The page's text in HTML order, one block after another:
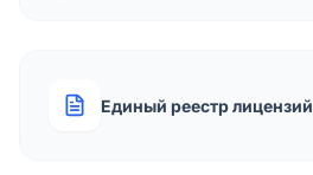
Единый реестр лицензий